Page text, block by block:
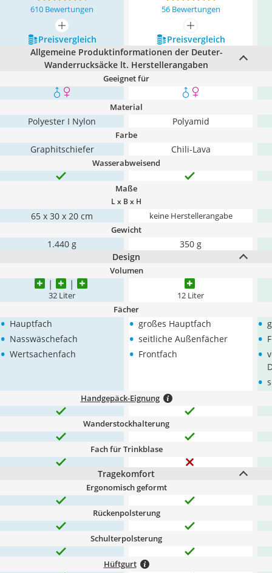
610 Bewertungen 56 Bewertungen
mehr anzeigen
mehr anzeigen
Preis­vergleich
Preis­vergleich
Allgemeine Produktinformationen der Deuter-
Wanderrucksäcke lt. Herstellerangaben
Geeignet für
Material
Polyester I Nylon Polyamid
Farbe
Graphitschiefer Chili-Lava
Wasserabweisend
Maße
L x B x H
‎65 x 30 x 20 cm keine Herstellerangabe
Gewicht
1.440 g
350 g
Design
Volumen
32 Liter 12 Liter
Fächer
• Hauptfach
• Nasswäschefach
• Wertsachenfach
• großes Hauptfach
• seitliche Außenfächer
• Frontfach
•
•
•
•
Handgepäck-Eignung
Wanderstockhalterung
Fach für Trinkblase
Tragekomfort
Ergonomisch geformt
Rückenpolsterung
Schulterpolsterung
Hüftgurt